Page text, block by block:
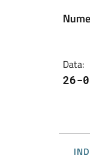
Data:
26-